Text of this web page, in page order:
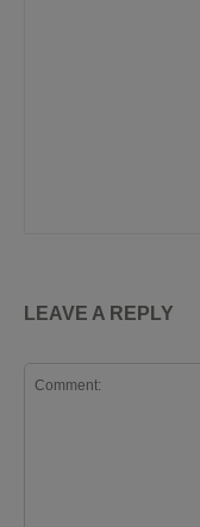
LEAVE A REPLY